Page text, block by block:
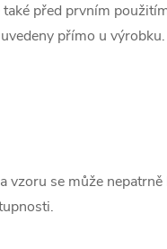
před prvním
přímo u výrobku.
vzoru se může